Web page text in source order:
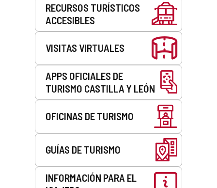
RECURSOS TURÍSTICOS
ACCESIBLES
VISITAS VIRTUALES
APPS OFICIALES DE
TURISMO CASTILLA Y LEÓN
OFICINAS DE TURISMO
GUÍAS DE TURISMO
INFORMACIÓN PARA EL